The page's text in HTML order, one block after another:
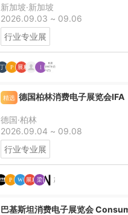
新加坡·新加坡
2026.09.03 ~ 09.06
行业专业展
精选 德国柏林消费电子展览会IFA
德国·柏林
2026.09.04 ~ 09.08
行业专业展
巴基斯坦消费电子展览会